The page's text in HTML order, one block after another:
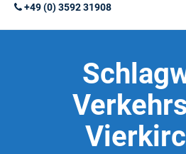
+49 (0) 3592 31908